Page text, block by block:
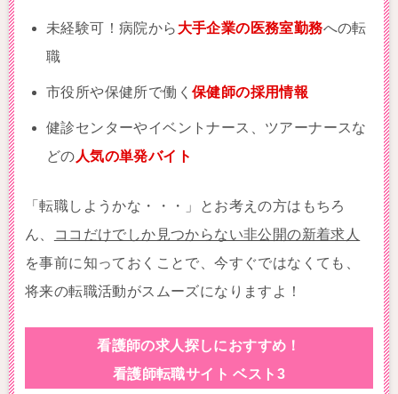
未経験可！病院から 大手企業の医務室勤務への転
職
市役所や保健所で働く 保健師の採用情報
健診センターやイベントナース、ツアーナースな
どの 人気の単発バイト
「転職しようかな・・・」とお考えの方はもちろ
ん、
ココだけでしか見つからない非公開の新着求人
を事前に知っておくことで、今すぐではなくても、
将来の転職活動がスムーズになりますよ！
看護師の求人探しにおすすめ！
看護師転職サイト ベスト3